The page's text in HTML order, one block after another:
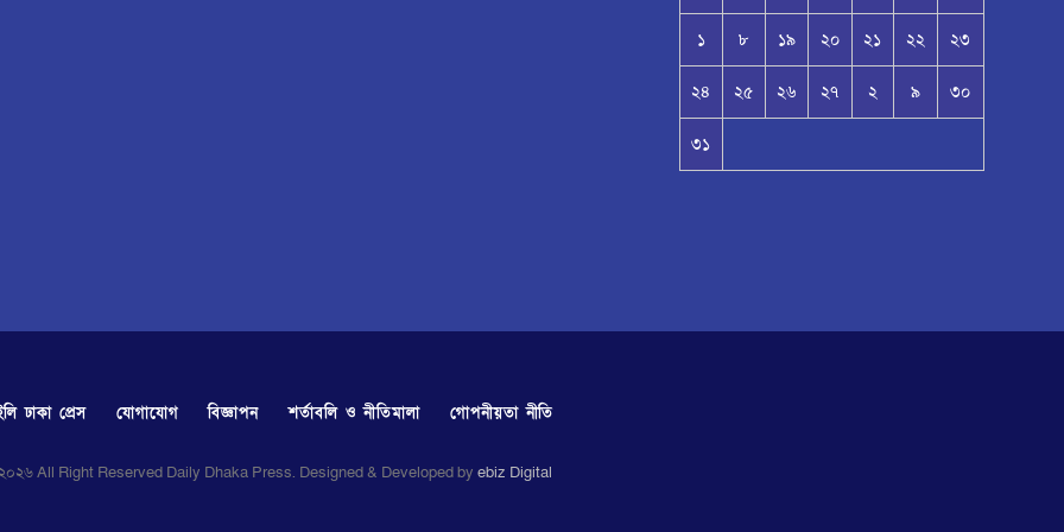
১ ৮ ১৯ ২০ ২১ ২২ ২৩
২৪ ২৫ ২৬ ২৭ ২ ৯ ৩০
৩১
ঢাকা প্রেস যোগাযোগ বিজ্ঞাপন শর্তাবলি ও নীতিমালা গোপনীয়তা নীতি
All Right Reserved Daily Dhaka Press. Designed & Developed by ebiz Digital